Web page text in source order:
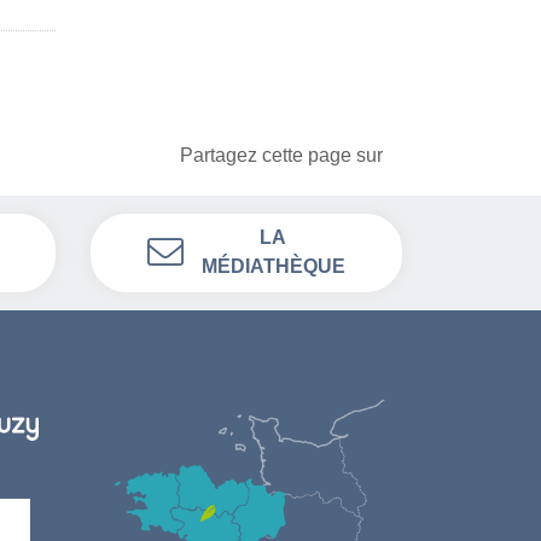
Partagez cette page sur
LA
MÉDIATHÈQUE